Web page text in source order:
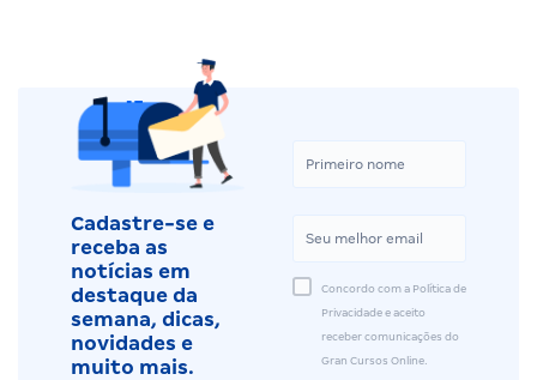
Cadastre-se e
receba as
notícias em
destaque da
semana, dicas,
novidades e
muito mais.
Concordo com a Política de
Privacidade e aceito
receber comunicações do
Gran Cursos Online.